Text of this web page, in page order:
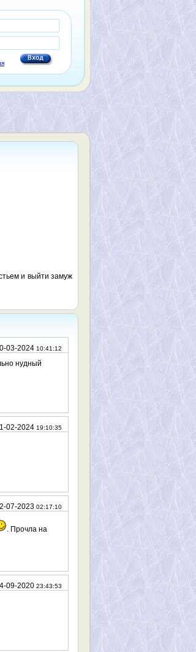
и выйти замуж
03-2024 10:41:12
нудный
02-2024 19:10:35
07-2023 02:17:10
. Прочла на
09-2020 23:43:53